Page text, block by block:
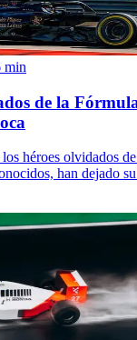
min
de la
héroes olvidados
han dejado